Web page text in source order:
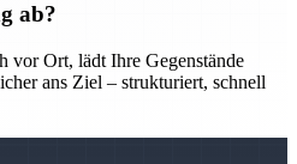
ab?
vor Ort, lädt Ihre Gegenstände
ans Ziel – strukturiert, schnell